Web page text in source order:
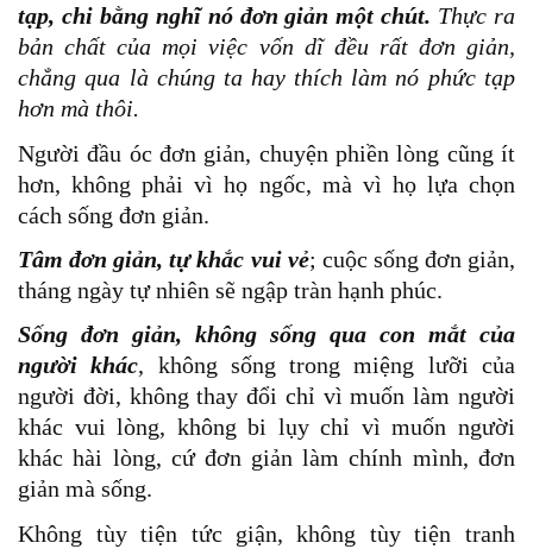
tạp, chi bằng nghĩ nó đơn giản một chút. Thực ra
bản chất của mọi việc vốn dĩ đều rất đơn giản,
chẳng qua là chúng ta hay thích làm nó phức tạp
hơn mà thôi.
Người đầu óc đơn giản, chuyện phiền lòng cũng ít
hơn, không phải vì họ ngốc, mà vì họ lựa chọn
cách sống đơn giản.
Tâm đơn giản, tự khắc vui vẻ; cuộc sống đơn giản,
tháng ngày tự nhiên sẽ ngập tràn hạnh phúc.
Sống đơn giản, không sống qua con mắt của
người khác, không sống trong miệng lưỡi của
người đời, không thay đổi chỉ vì muốn làm người
khác vui lòng, không bi lụy chỉ vì muốn người
khác hài lòng, cứ đơn giản làm chính mình, đơn
giản mà sống.
Không tùy tiện tức giận, không tùy tiện tranh